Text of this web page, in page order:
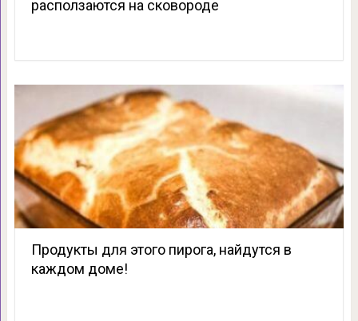
расползаются на сковороде
Продукты для этого пирога, найдутся в
каждом доме!